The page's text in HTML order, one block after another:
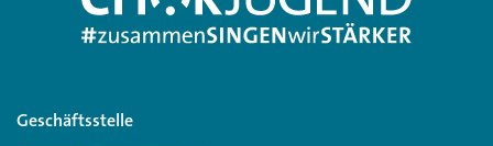
Geschäftsstelle